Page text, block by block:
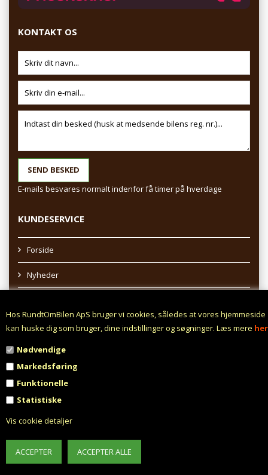
Hos RundtOmBilen ApS bruger vi cookies, således at vores hjemmeside
kan huske dig som bruger, dine indstillinger og søgninger. Læs mere her
Nødvendige
Markedsføring
Funktionelle
Statistiske
Vis cookie detaljer
KONTAKT OS
E-mails besvares normalt indenfor få timer på hverdage
KUNDESERVICE
Forside
Nyheder
Afhentning af varer
Profil
Fortrydelsesret
Fortryd aftale
Fragt fra 0,- !